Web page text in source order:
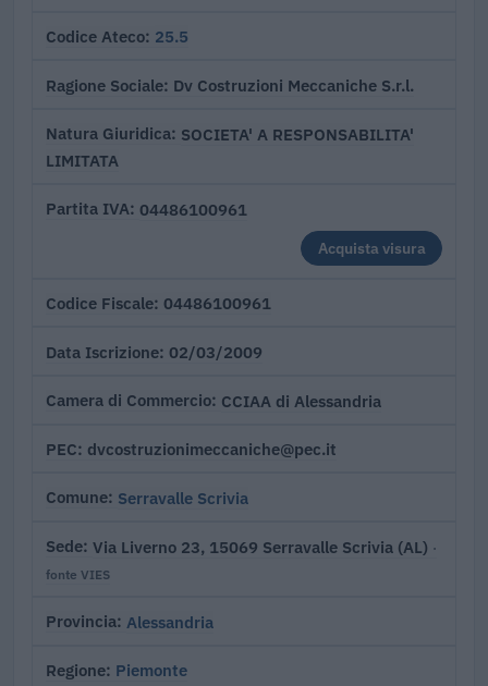
Codice Ateco 25.5
Ragione Sociale Dv Costruzioni Meccaniche S.r.l.
Natura Giuridica SOCIETA' A RESPONSABILITA'
LIMITATA
Partita IVA 04486100961
Acquista visura
Codice Fiscale 04486100961
Data Iscrizione 02/03/2009
Camera di Commercio CCIAA di Alessandria
PEC dvcostruzionimeccaniche@pec.it
Comune Serravalle Scrivia
Sede Via Liverno 23, 15069 Serravalle Scrivia (AL) ·
fonte VIES
Provincia Alessandria
Regione Piemonte